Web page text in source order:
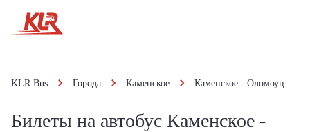
KLR Bus Города Каменское Каменское - Оломоуц
Билеты на автобус Каменское -